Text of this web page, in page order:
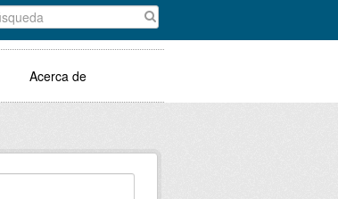
Acerca de